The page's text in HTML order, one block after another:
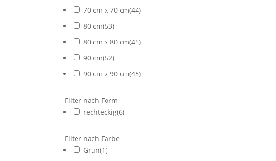
70 cm x 70 cm(44)
80 cm(53)
80 cm x 80 cm(45)
90 cm(52)
90 cm x 90 cm(45)
Filter nach Form
rechteckig(6)
Filter nach Farbe
Grün(1)